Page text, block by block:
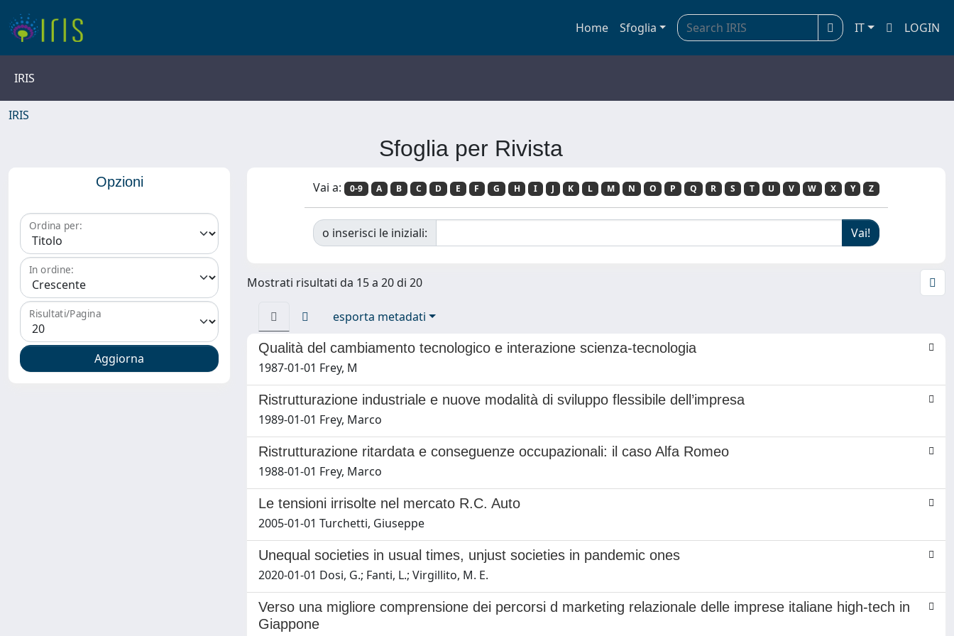
Home Sfoglia IT LOGIN
IRIS
IRIS
Sfoglia per Rivista
Opzioni
Ordina per:
In ordine:
Risultati/Pagina
Vai a: 0-9 A B C D E F G H I J K L M N O P Q R S T U V W X Y Z
o inserisci le iniziali:
Mostrati risultati da 15 a 20 di 20
esporta metadati
Qualità del cambiamento tecnologico e interazione scienza-tecnologia
1987-01-01 Frey, M
Ristrutturazione industriale e nuove modalità di sviluppo flessibile dell’impresa
1989-01-01 Frey, Marco
Ristrutturazione ritardata e conseguenze occupazionali: il caso Alfa Romeo
1988-01-01 Frey, Marco
Le tensioni irrisolte nel mercato R.C. Auto
2005-01-01 Turchetti, Giuseppe
Unequal societies in usual times, unjust societies in pandemic ones
2020-01-01 Dosi, G.; Fanti, L.; Virgillito, M. E.
Verso una migliore comprensione dei percorsi d marketing relazionale delle imprese italiane high-tech in
Giappone